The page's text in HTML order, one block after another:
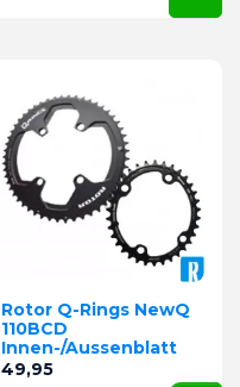
Rotor Q-Rings NewQ
110BCD
Innen-/Aussenblatt
Preis
49,95